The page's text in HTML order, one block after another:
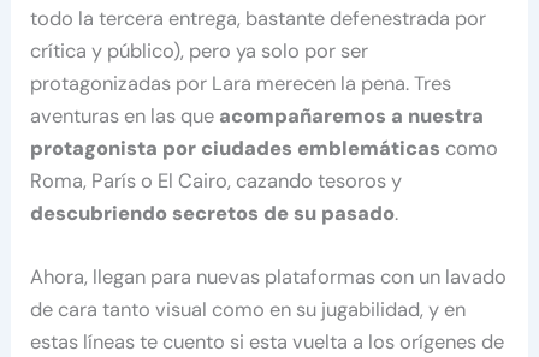
todo la tercera entrega, bastante defenestrada por
crítica y público), pero ya solo por ser
protagonizadas por Lara merecen la pena. Tres
aventuras en las que acompañaremos a nuestra
protagonista por ciudades emblemáticas como
Roma, París o El Cairo, cazando tesoros y
descubriendo secretos de su pasado.
Ahora, llegan para nuevas plataformas con un lavado
de cara tanto visual como en su jugabilidad, y en
estas líneas te cuento si esta vuelta a los orígenes de